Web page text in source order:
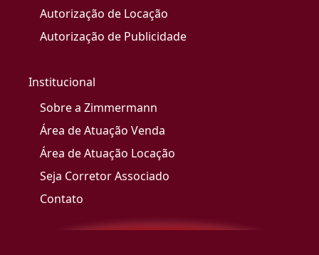
Autorização de Locação
Autorização de Publicidade
Institucional
Sobre a Zimmermann
Área de Atuação Venda
Área de Atuação Locação
Seja Corretor Associado
Contato